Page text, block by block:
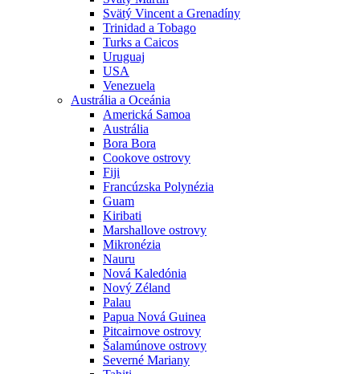
Svätý Vincent a Grenadíny
Trinidad a Tobago
Turks a Caicos
Uruguaj
USA
Venezuela
Austrália a Oceánia
Americká Samoa
Austrália
Bora Bora
Cookove ostrovy
Fiji
Francúzska Polynézia
Guam
Kiribati
Marshallove ostrovy
Mikronézia
Nauru
Nová Kaledónia
Nový Zéland
Palau
Papua Nová Guinea
Pitcairnove ostrovy
Šalamúnove ostrovy
Severné Mariany